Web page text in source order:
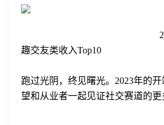
2020-2022
趣交友类收入Top10
跑过光阴，终见曙光。2023年的
望和从业者一起见证社交赛道的更